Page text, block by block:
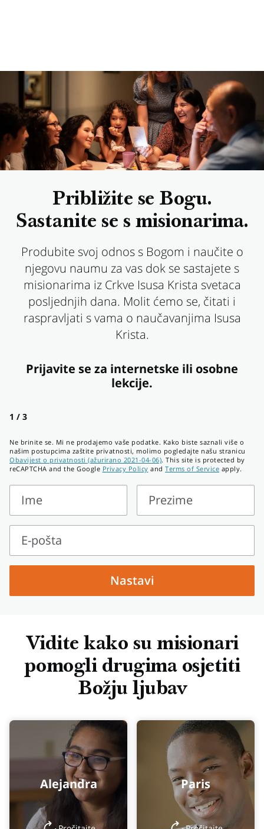
Približite se Bogu.
Sastanite se s misionarima.
Produbite svoj odnos s Bogom i naučite o
njegovu naumu za vas dok se sastajete s
misionarima iz Crkve Isusa Krista svetaca
posljednjih dana. Molit ćemo se, čitati i
raspravljati s vama o naučavanjima Isusa
Krista.
Prijavite se za internetske ili osobne
lekcije.
1 / 3
Ne brinite se. Mi ne prodajemo vaše podatke. Kako biste saznali više o
našim postupcima zaštite privatnosti, molimo pogledajte našu stranicu
Obavijest o privatnosti (ažurirano 2021-04-06). This site is protected by
reCAPTCHA and the Google Privacy Policy and Terms of Service apply.
Ime
Ime
Prezime
Prezime
E-pošta
E-
Nastavi
Vidite kako su misionari
pomogli drugima osjetiti
Božju ljubav
Alejandra Paris